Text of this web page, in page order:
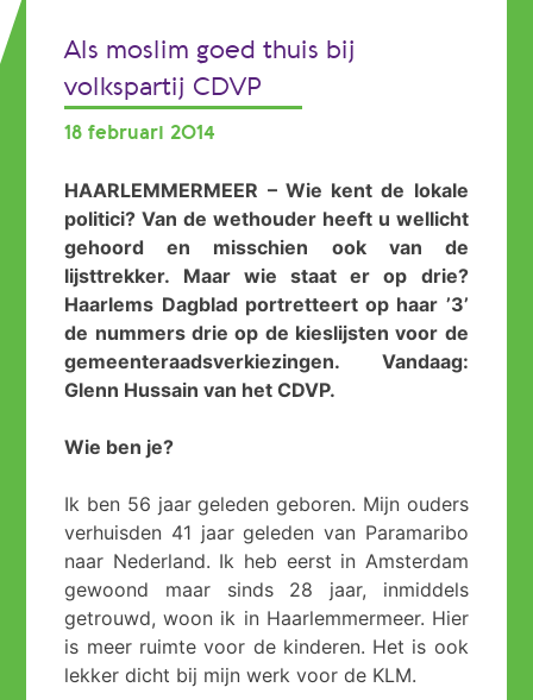
Als moslim goed thuis bij
volkspartij CDVP
18 februari 2014
HAARLEMMERMEER – Wie kent de lokale
politici? Van de wethouder heeft u wellicht
gehoord en misschien ook van de
lijsttrekker. Maar wie staat er op drie?
Haarlems Dagblad portretteert op haar ’3’
de nummers drie op de kieslijsten voor de
gemeenteraadsverkiezingen. Vandaag:
Glenn Hussain van het CDVP.
Wie ben je?
Ik ben 56 jaar geleden geboren. Mijn ouders
verhuisden 41 jaar geleden van Paramaribo
naar Nederland. Ik heb eerst in Amsterdam
gewoond maar sinds 28 jaar, inmiddels
getrouwd, woon ik in Haarlemmermeer. Hier
is meer ruimte voor de kinderen. Het is ook
lekker dicht bij mijn werk voor de KLM.